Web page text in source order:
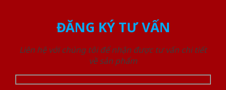
ĐĂNG KÝ TƯ VẤN
Liên hệ với chúng tôi để nhận được tư vấn chi tiết
về sản phẩm